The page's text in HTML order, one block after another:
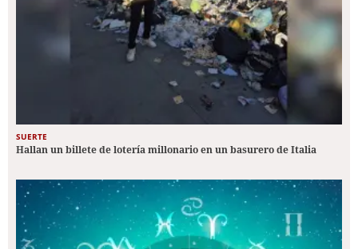
SUERTE
Hallan un billete de lotería millonario en un basurero de Italia